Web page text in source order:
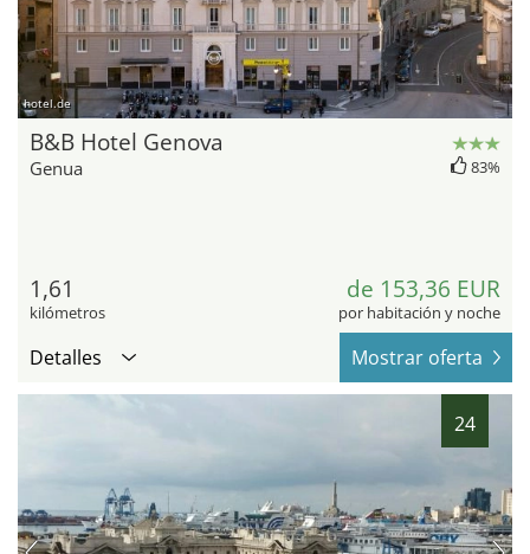
hotel.de
B&B Hotel Genova
Genua 83%
1,61
kilómetros
de 153,36 EUR
por habitación y noche
Detalles Mostrar oferta
24